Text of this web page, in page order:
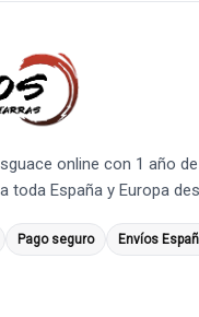
online con 1 año
toda España y Europa
Pago seguro Envíos